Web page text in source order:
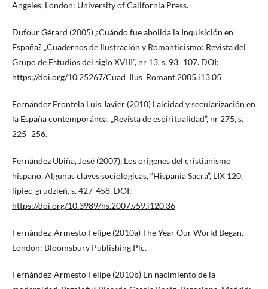
Angeles, London: University of California Press.
Dufour Gérard (2005) ¿Cuándo fue abolida la Inquisición en
España? „Cuadernos de Ilustración y Romanticismo: Revista del
Grupo de Estudios del siglo XVIII”, nr 13, s. 93‒107. DOI:
https://doi.org/10.25267/Cuad_Ilus_Romant.2005.i13.05
Fernández Frontela Luis Javier (2010) Laicidad y secularización en
la España contemporánea. „Revista de espiritualidad”, nr 275, s.
225‒256.
Fernández Ubiña, José (2007), Los origenes del cristianismo
hispano. Algunas claves sociologicas, “Hispania Sacra”, LIX 120,
lipiec-grudzień, s. 427-458. DOI:
https://doi.org/10.3989/hs.2007.v59.i120.36
Fernández-Armesto Felipe (2010a) The Year Our World Began.
London: Bloomsbury Publishing Plc.
Fernández-Armesto Felipe (2010b) En nacimiento de la